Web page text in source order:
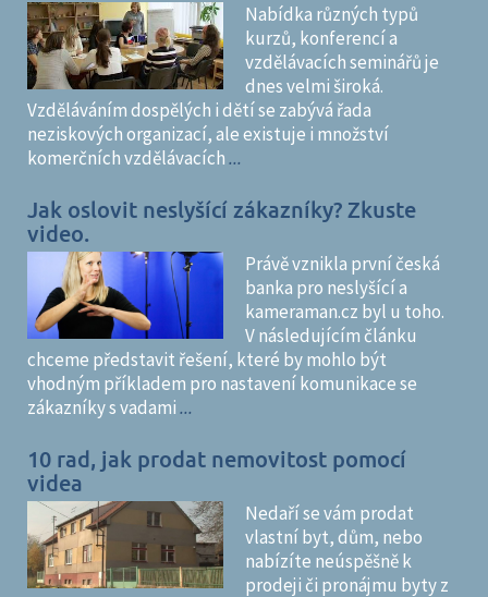
Nabídka různých typů
kurzů, konferencí a
vzdělávacích seminářů je
dnes velmi široká.
Vzděláváním dospělých i dětí se zabývá řada
neziskových organizací, ale existuje i množství
komerčních vzdělávacích...
Jak oslovit neslyšící zákazníky? Zkuste
video.
Právě vznikla první česká
banka pro neslyšící a
kameraman.cz byl u toho.
V následujícím článku
chceme představit řešení, které by mohlo být
vhodným příkladem pro nastavení komunikace se
zákazníky s vadami...
10 rad, jak prodat nemovitost pomocí
videa
Nedaří se vám prodat
vlastní byt, dům, nebo
nabízíte neúspěšně k
prodeji či pronájmu byty z